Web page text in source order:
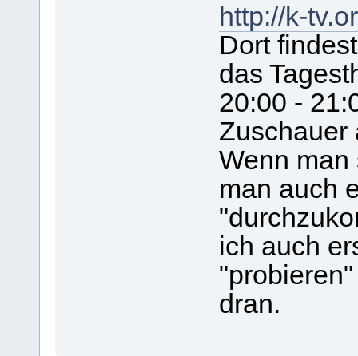
http://k-
Dort
das
20:00 -
Zuschauer
Wenn man
man auch
ich auch
dran.